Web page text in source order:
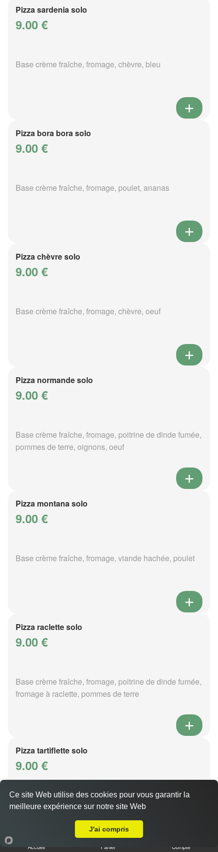
Pizza sardenia solo
9.00 €
Base crème fraîche, fromage, chèvre, bleu
Pizza bora bora solo
9.00 €
Base crème fraîche, fromage, poulet, ananas
Pizza chèvre solo
9.00 €
Base crème fraîche, fromage, chèvre, oeuf
Pizza normande solo
9.00 €
Base crème fraîche, fromage, poitrine de dinde fumée,
pommes de terre, oignons, oeuf
Pizza montana solo
9.00 €
Base crème fraîche, fromage, viande hachée, poulet
Pizza raclette solo
9.00 €
Base crème fraîche, fromage, poitrine de dinde fumée,
fromage à raclette, pommes de terre
Pizza tartiflette solo
9.00 €
Base crème fraîche, fromage, poitrine de dinde fumée,
Accueil Panier Compte
Ce site Web utilise des cookies pour vous garantir la
meilleure expérience sur notre site Web
J'ai compris